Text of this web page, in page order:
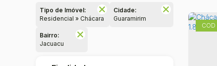
Tipo de Imóvel:
Residencial » Chácara
Cidade:
Guaramirim
Bairro:
Jacuacu